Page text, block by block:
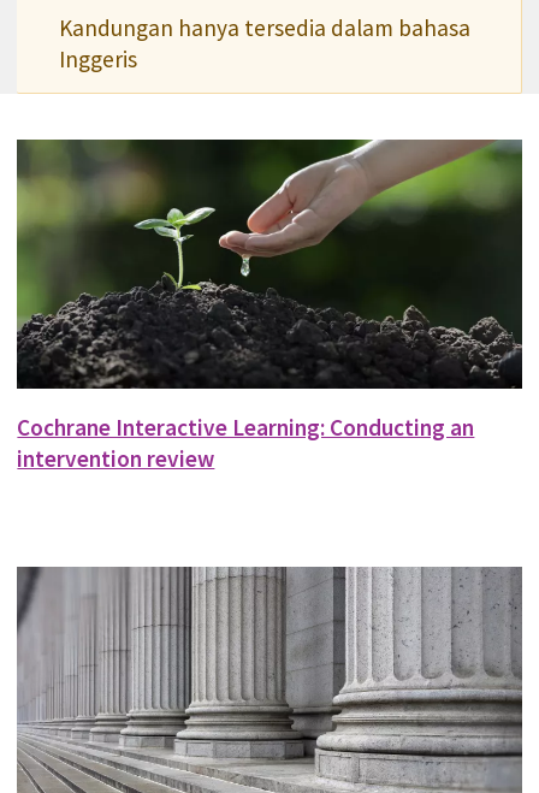
Kandungan hanya tersedia dalam bahasa
Inggeris
Cochrane Interactive Learning: Conducting an
intervention review